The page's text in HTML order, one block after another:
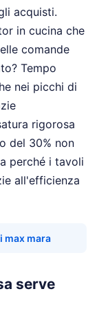
acquisti.
in cucina che
comande
Tempo
nei picchi di
rigorosa
del 30% non
perché i tavoli
all'efficienza
max mara
serve